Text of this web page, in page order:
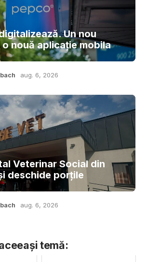
Un nou
nouă aplicație mobila
aug. 6, 2026
Veterinar Social din
deschide porțile
aug. 6, 2026
temă: